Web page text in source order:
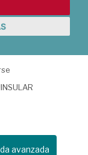
avanzada